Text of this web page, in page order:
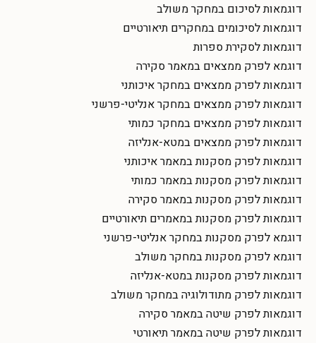
דוגמאות לסיכום במחקר משולב
דוגמאות לסיכומים במחקרים תיאורטיים
דוגמאות לסקירת ספרות
דוגמא לפרק ממצאים במאמר סקירה
דוגמאות לפרק ממצאים במחקר איכותני
דוגמאות לפרק ממצאים במחקר אנליטי-פרשני
דוגמאות לפרק ממצאים במחקר כמותי
דוגמאות לפרק ממצאים במטא-אנליזה
דוגמאות לפרק מסקנות במאמר איכותני
דוגמאות לפרק מסקנות במאמר כמותי
דוגמאות לפרק מסקנות במאמר סקירה
דוגמאות לפרק מסקנות במאמרים תיאורטיים
דוגמא לפרק מסקנות במחקר אנליטי-פרשני
דוגמא לפרק מסקנות במחקר משולב
דוגמאות לפרק מסקנות במטא-אנליזה
דוגמאות לפרק מתודולוגיה במחקר משולב
דוגמאות לפרק שיטה במאמר סקירה
דוגמאות לפרק שיטה במאמר תיאורטי